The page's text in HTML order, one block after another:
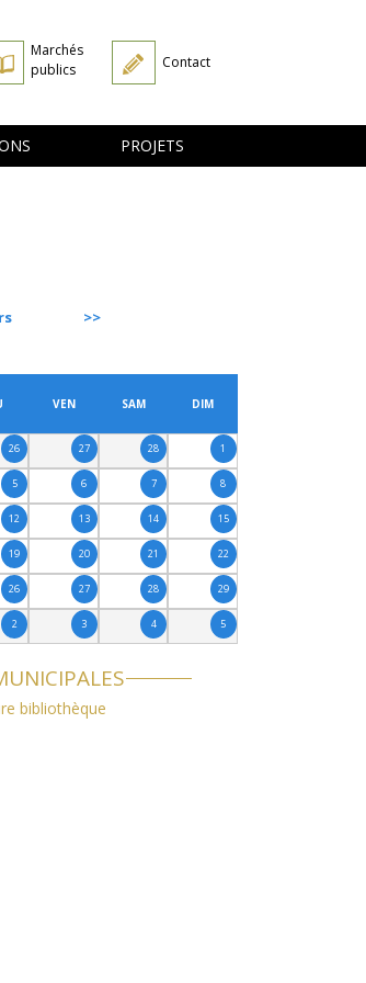
Marchés
publics
Contact
PROJETS
VEN SAM DIM
26 27 28 1
5 6 7 8
12 13 14 15
19 20 21 22
26 27 28 29
2 3 4 5
bibliothèque